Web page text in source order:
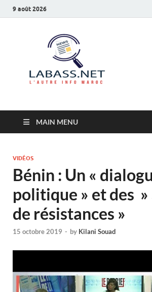
9 août 2026
MAIN MENU
VIDÉOS
Bénin : Un «
politique » et des »
de résistances »
15 octobre 2019 - by Kilani Souad